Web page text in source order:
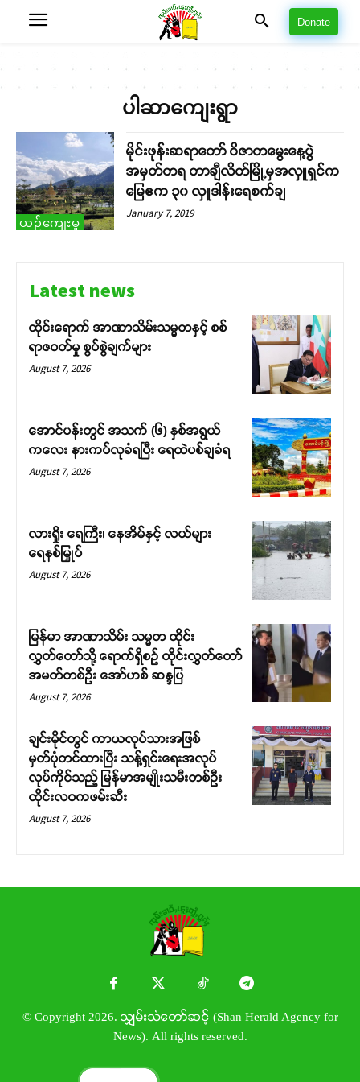
Donate
ပါဆာကျေးရွာ
ယဉ်ကျေးမှု
မိုင်းဖုန်းဆရာတော် ဝိဇာတမွေးနေ့ပွဲ
အမှတ်တရ တာချီလိတ်မြို့မှအလှူရှင်က
မြေဧက ၃၀ လှူဒါန်းရေစက်ချ
January 7, 2019
Latest news
ထိုင်းရောက် အာဏာသိမ်းသမ္မတနှင့် စစ်
ရာဇဝတ်မှု စွပ်စွဲချက်များ
August 7, 2026
အောင်ပန်းတွင် အသက် (၆) နှစ်အရွယ်
ကလေး နားကပ်လုခံရပြီး ရေထဲပစ်ချခံရ
August 7, 2026
လားရှိုး ရေကြီး၊ နေအိမ်နှင့် လယ်များ
ရေနစ်မြှုပ်
August 7, 2026
မြန်မာ အာဏာသိမ်း သမ္မတ ထိုင်း
လွှတ်တော်သို့ ရောက်ရှိစဉ် ထိုင်းလွှတ်တော်
အမတ်တစ်ဦး အော်ဟစ် ဆန္ဒပြ
August 7, 2026
ချင်းမိုင်တွင် ကာယလုပ်သားအဖြစ်
မှတ်ပုံတင်ထားပြီး သန့်ရှင်းရေးအလုပ်
လုပ်ကိုင်သည့် မြန်မာအမျိုးသမီးတစ်ဦး
ထိုင်းလဝကဖမ်းဆီး
August 7, 2026
© Copyright 2026. သျှမ်းသံတော်ဆင့် (Shan Herald Agency for
News). All rights reserved.